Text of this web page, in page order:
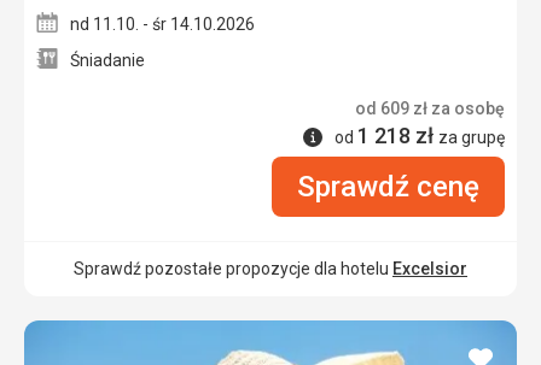
nd 11.10. - śr 14.10.2026
Śniadanie
od 609 zł za osobę
Informacje
od 1 218 zł za grupę
Sprawdź cenę
Sprawdź pozostałe propozycje dla hotelu Excelsior
dodaj